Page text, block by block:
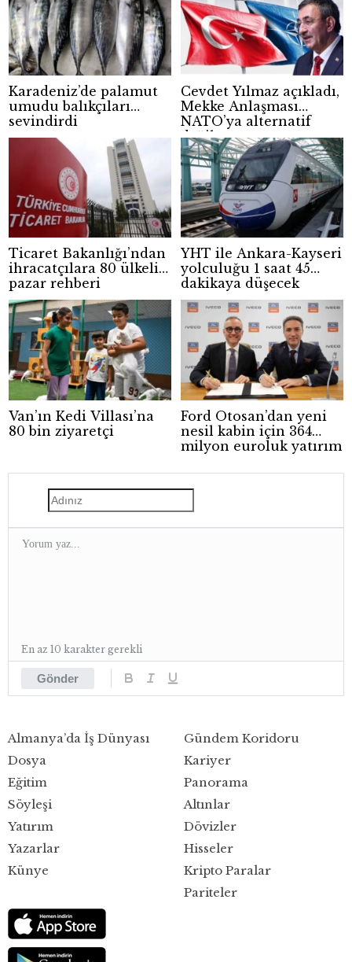
Karadeniz’de palamut
umudu balıkçıları
sevindirdi
Cevdet Yılmaz açıkladı,
Mekke Anlaşması
NATO’ya alternatif
değil
Ticaret Bakanlığı’ndan
ihracatçılara 80 ülkelik
pazar rehberi
YHT ile Ankara-Kayseri
yolculuğu 1 saat 45
dakikaya düşecek
Van’ın Kedi Villası’na
80 bin ziyaretçi
Ford Otosan’dan yeni
nesil kabin için 364
milyon euroluk yatırım
Gönder
En az 10 karakter gerekli
Almanya’da İş Dünyası
Dosya
Eğitim
Gündem Koridoru
Kariyer
Panorama
Söyleşi
Yatırım
Yazarlar
Künye
Altınlar
Dövizler
Hisseler
Kripto Paralar
Pariteler